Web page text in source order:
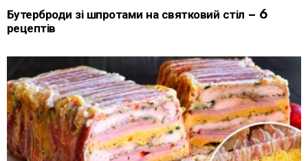
Бутерброди зі шпротами на святковий стіл – 6
рецептів